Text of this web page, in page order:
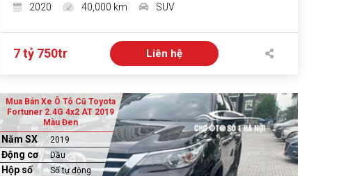
2020
40,000 km SUV
7 tỷ 750tr Liên hệ
Mua Bán Xe Ô Tô Cũ Toyota
Fortuner 2.4G 4x2 AT 2019
Màu Đen
Năm SX 2019
Động cơ Dầu
Hộp số Số tự động